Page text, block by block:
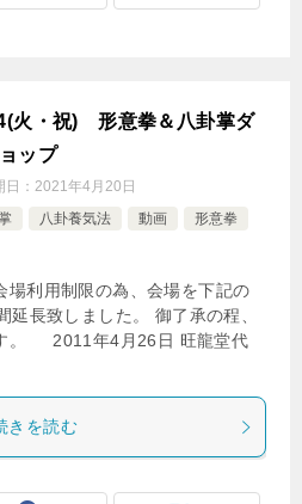
火・祝) 形意拳＆八卦掌ダ
ップ
日： 2021年4月20日
八卦養気法 動画
形意拳
場利用制限の為、会場を下記の
長致しました。 御了承の程、
。 2011年4月26日 旺龍堂代
きを読む